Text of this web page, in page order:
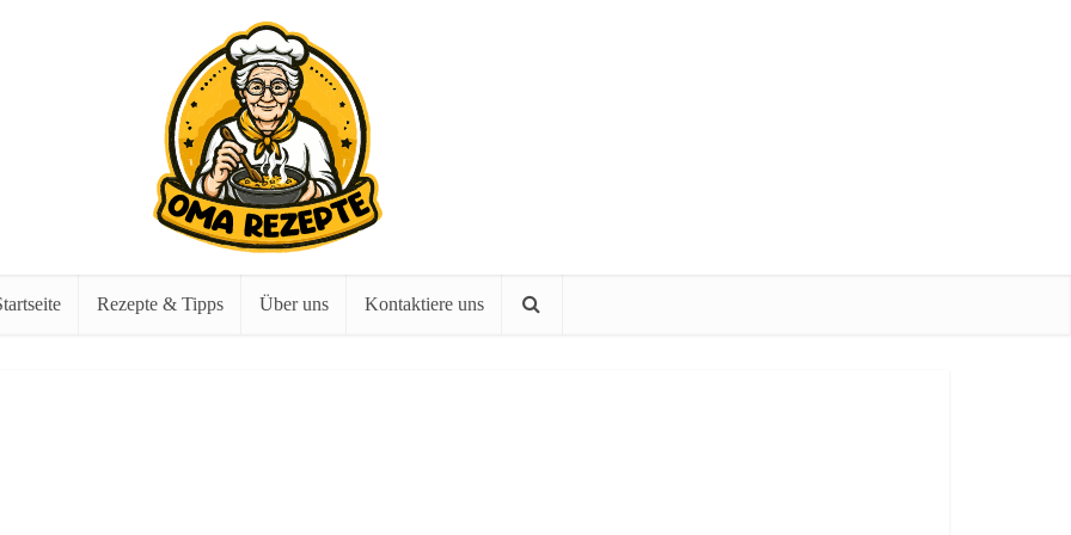
Rezepte & Tipps Über uns Kontaktiere uns